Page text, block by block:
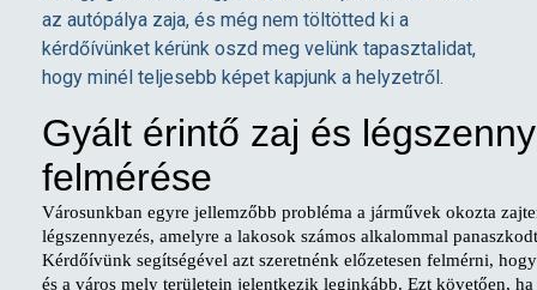
az autópálya zaja, és még nem töltötted ki a
kérdőívünket kérünk oszd meg velünk tapasztalidat,
hogy minél teljesebb képet kapjunk a helyzetről.